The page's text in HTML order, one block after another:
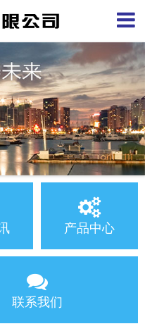
产品中心
联系我们